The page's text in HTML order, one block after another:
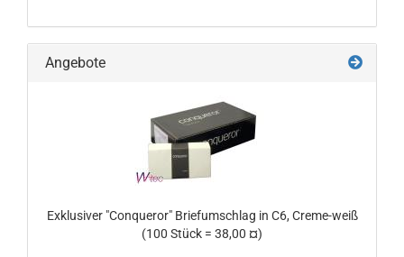
Angebote
Exklusiver "Conqueror" Briefumschlag in C6, Creme-weiß
(100 Stück = 38,00 ¤)